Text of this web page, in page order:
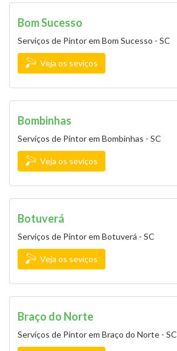
Bom Sucesso
Serviços de Pintor em Bom Sucesso - SC
Veja os seviços
Bombinhas
Serviços de Pintor em Bombinhas - SC
Veja os seviços
Botuverá
Serviços de Pintor em Botuverá - SC
Veja os seviços
Braço do Norte
Serviços de Pintor em Braço do Norte - SC